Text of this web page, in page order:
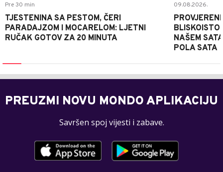
Pre 30 min
TJESTENINA SA PESTOM, ČERI
PARADAJZOM I MOCARELOM: LJETNI
RUČAK GOTOV ZA 20 MINUTA
09.08.2026.
NAŠEM
POLA SATA
PREUZMI NOVU MONDO APLIKACIJU
Savršen spoj vijesti i zabave.